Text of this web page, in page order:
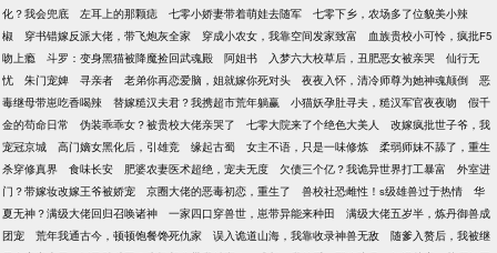
化？我会兜底
左耳上的那颗痣 七零小娇妻带着萌娃去随军
七零下乡，农场多了位貌美小辣
椒
穿书错嫁反派大佬，带飞炮灰全家 穿成小农女，我靠空间发家致富
血族贵校小可怜，疯批F5
吻上瘾
斗罗：变身黑猫被降魔捡回武魂殿 阿姐书 入梦六大校草后，丑肥恶女被亲哭
仙行无
忧
朱门宠婢 寻亲者 老弟你再恋爱脑，姐就嫁你死对头 夜夜入怀，清冷师尊为她神魂颠倒
恶
毒继母带崽吃香喝辣
替嫁糙汉夫君？我携超市荒年躺赢 小猫妖孕肚寻夫，糙汉军官夜夜吻
假千
金的苟命日常
伪装乖乖女？被贵校大佬亲哭了 七零大院来了个绝色大美人
改嫁疯批世子爷，我
宠冠京城
高门嫡女黑化后，引雄竞 缘起古蜀 女主不语，只是一味修炼
柔弱师妹不舔了，重生
杀穿修真界
食味长安 肥婆农妻医术超绝，宠夫无度 欠债三个亿？我诡异世界打工暴富
外室进
门？带嫁妆改嫁王爷被娇宠
京圈大佬的恶毒初恋，重生了 兽校社恐雌性！s级雄兽过于热情
华
夏无神？满级大佬回归召唤诸神
一家四口穿兽世，崽带异能来种田
满级大佬五岁半，炼丹御兽成
团宠
荒年我通古今，顿顿饱餐馋死仇家 误入诡道山海，我靠收录神兽无敌
随爹入赘后，我被继